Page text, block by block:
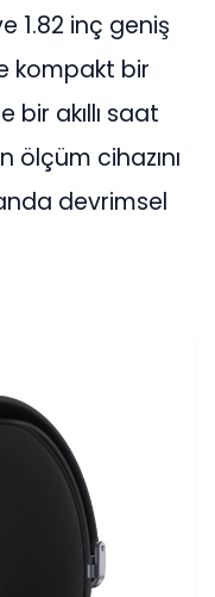
1.82 inç geniş
kompakt bir
bir akıllı saat
cihazını
devrimsel